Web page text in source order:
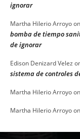
ignorar
Martha Hilerio Arroyo
bomba de tiempo
de ignorar
Edison Denizard Velez
sistema de controles
Martha Hilerio Arroyoon
Martha Hilerio Arroyoon